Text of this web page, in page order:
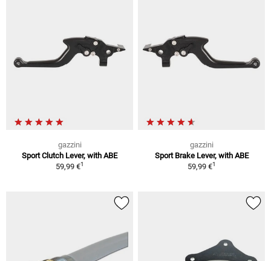
gazzini
Sport Clutch Lever, with ABE
59,99 €1
gazzini
Sport Brake Lever, with ABE
59,99 €1